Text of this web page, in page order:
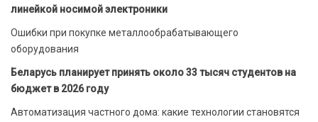
линейкой носимой электроники
Ошибки при покупке металлообрабатывающего
оборудования
Беларусь планирует принять около 33 тысяч студентов на
бюджет в 2026 году
Автоматизация частного дома: какие технологии становятся